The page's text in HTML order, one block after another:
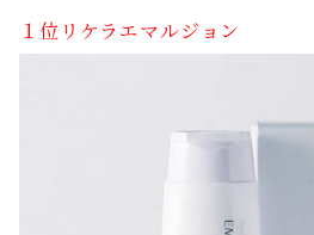
１位リケラエマルジョン